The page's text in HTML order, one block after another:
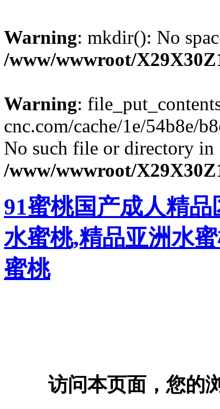
Warning: mkdir(): No
/www/wwwroot/
Warning:
cnc.com/cache/1e/54b8e/
No such file or directory in
/www/wwwroot/
91蜜桃国产成人精
水蜜桃,精品亚洲水
蜜桃
访问本页面，您的